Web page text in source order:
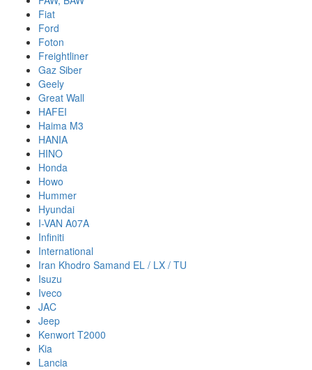
Fiat
Ford
Foton
Freightliner
Gaz Siber
Geely
Great Wall
HAFEI
Haima M3
HANIA
HINO
Honda
Howo
Hummer
Hyundai
I-VAN A07A
Infiniti
International
Iran Khodro Samand EL / LX / TU
Isuzu
Iveco
JAC
Jeep
Kenwort T2000
Kia
Lancia